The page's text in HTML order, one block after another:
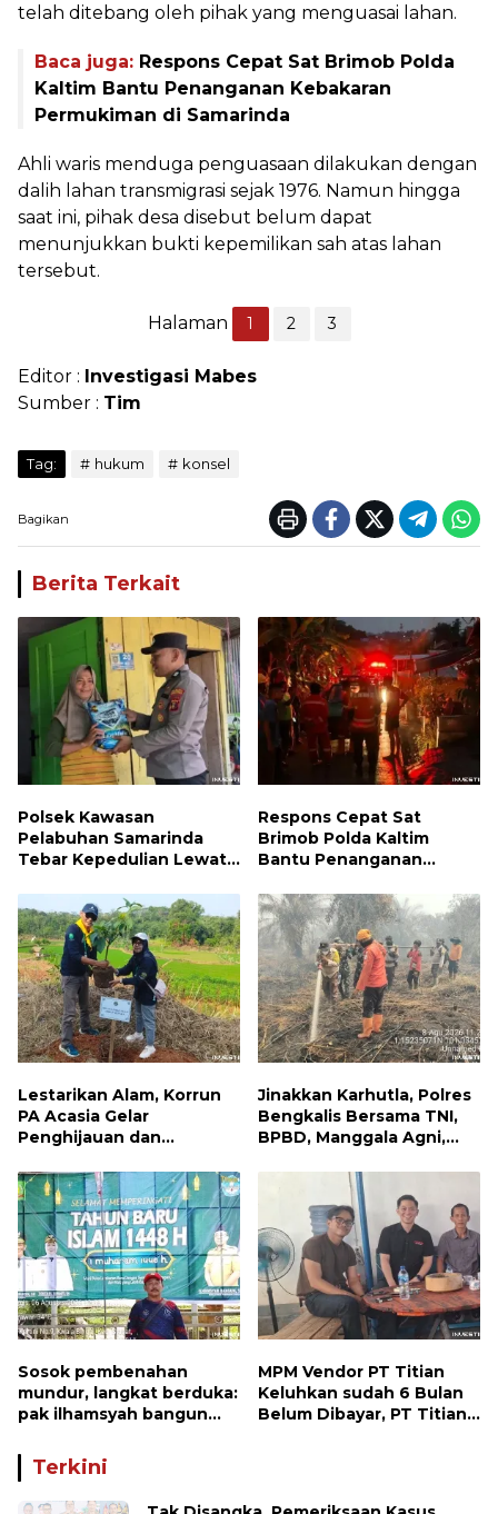
telah ditebang oleh pihak yang menguasai lahan.
Baca juga: Respons Cepat Sat Brimob Polda
Kaltim Bantu Penanganan Kebakaran
Permukiman di Samarinda
Ahli waris menduga penguasaan dilakukan dengan
dalih lahan transmigrasi sejak 1976. Namun hingga
saat ini, pihak desa disebut belum dapat
menunjukkan bukti kepemilikan sah atas lahan
tersebut.
Halaman 1 2 3
Editor : Investigasi Mabes
Sumber : Tim
Tag: hukum konsel
Bagikan
Berita Terkait
Polsek Kawasan
Pelabuhan Samarinda
Tebar Kepedulian Lewat
Sungai Dama Terima
Bantuan Sosial
Respons Cepat Sat
Brimob Polda Kaltim
Bantu Penanganan
Samarinda
Lestarikan Alam, Korrun
PA Acasia Gelar
Penghijauan dan
Wujudkan Kepedulian
Lingkungan
Jinakkan Karhutla, Polres
Bengkalis Bersama TNI,
BPBD, Manggala Agni,
Berjibaku di Siak Kecil
dan Mandau
Sosok pembenahan
mundur, langkat berduka:
pak ilhamsyah bangun
dunia pendidikan kita
MPM Vendor PT Titian
Keluhkan sudah 6 Bulan
Belum Dibayar, PT Titian
Terkini